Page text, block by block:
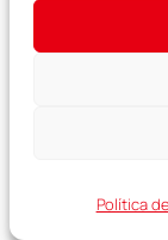
Política